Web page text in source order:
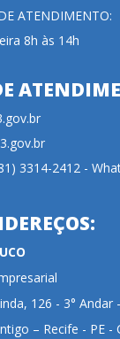
ATENDIMENTO:
8h às 14h
3314-2412 -
126 - 3° Andar
– Recife - PE -